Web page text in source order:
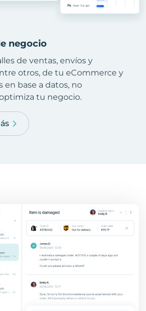
negocio
de ventas, envíos y
otros, de tu eCommerce y
en base a datos, no
tu negocio.